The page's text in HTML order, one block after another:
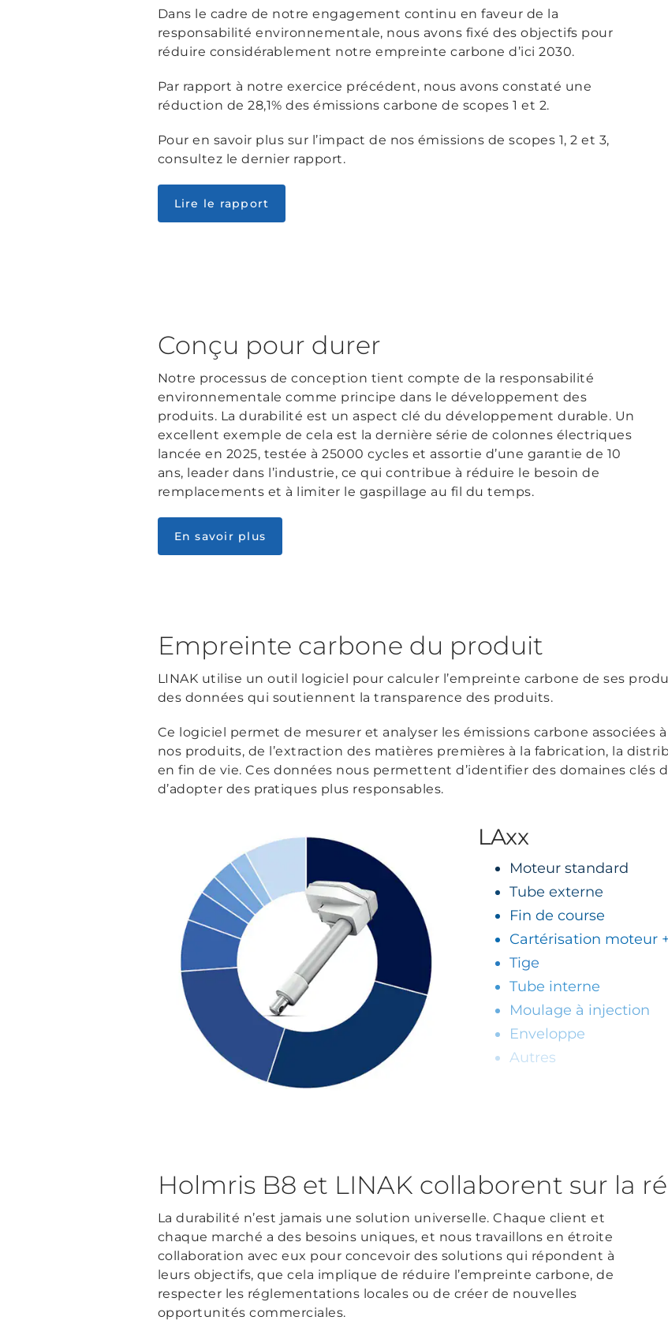
Dans le cadre de notre engagement continu en faveur de la
responsabilité environnementale, nous avons fixé des objectifs pour
réduire considérablement notre empreinte carbone d’ici 2030.
Par rapport à notre exercice précédent, nous avons constaté une
réduction de 28,1% des émissions carbone de scopes 1 et 2.
Pour en savoir plus sur l’impact de nos émissions de scopes 1, 2 et 3,
consultez le dernier rapport.
Lire le rapport
Conçu pour durer
Notre processus de conception tient compte de la responsabilité
environnementale comme principe dans le développement des
produits. La durabilité est un aspect clé du développement durable. Un
excellent exemple de cela est la dernière série de colonnes électriques
lancée en 2025, testée à 25000 cycles et assortie d’une garantie de 10
ans, leader dans l’industrie, ce qui contribue à réduire le besoin de
remplacements et à limiter le gaspillage au fil du temps.
En savoir plus
Empreinte carbone du produit
LINAK utilise un outil logiciel pour calculer l’empreinte carbone de ses
des données qui soutiennent la transparence des produits.
Ce logiciel permet de mesurer et analyser les émissions carbone associées
nos produits, de l’extraction des matières premières à la fabrication, la
en fin de vie. Ces données nous permettent d’identifier des domaines clés
d’adopter des pratiques plus responsables.
LAxx
Moteur standard
Tube externe
Fin de course
Cartérisation moteur
Tige
Tube interne
Moulage à injection
Enveloppe
Autres
Holmris B8 et LINAK collaborent sur la
La durabilité n’est jamais une solution universelle. Chaque client et
chaque marché a des besoins uniques, et nous travaillons en étroite
collaboration avec eux pour concevoir des solutions qui répondent à
leurs objectifs, que cela implique de réduire l’empreinte carbone, de
respecter les réglementations locales ou de créer de nouvelles
opportunités commerciales.